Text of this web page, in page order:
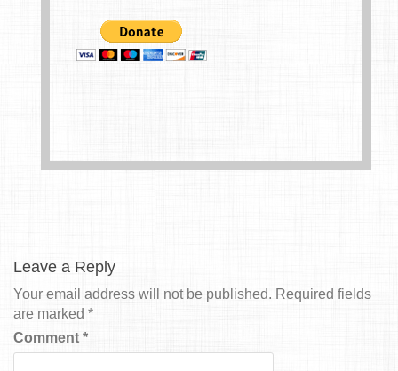
Leave a Reply
Your email address will not be published. Required fields
are marked *
Comment *